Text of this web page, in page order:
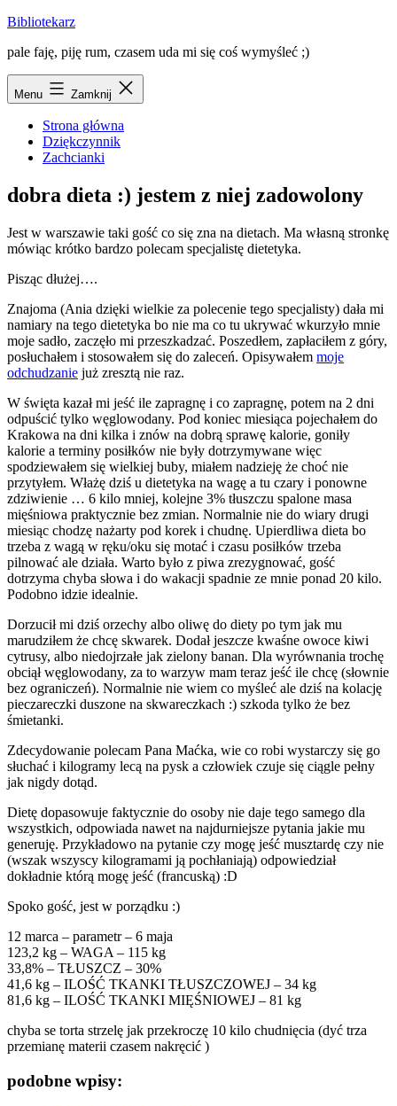
Przejdź
treści
Bibliotekarz
pale faję, piję rum, czasem uda mi się coś wymyśleć ;)
Menu Zamknij
Strona główna
Dziękczynnik
Zachcianki
dobra dieta :) jestem z niej zadowolony
Jest w warszawie taki gość co się zna na dietach. Ma własną stronkę
mówiąc krótko bardzo polecam specjalistę dietetyka.
Pisząc dłużej….
Znajoma (Ania dzięki wielkie za polecenie tego specjalisty) dała mi
namiary na tego dietetyka bo nie ma co tu ukrywać wkurzyło mnie
moje sadło, zaczęło mi przeszkadzać. Poszedłem, zapłaciłem z góry,
posłuchałem i stosowałem się do zaleceń. Opisywałem moje
odchudzanie już zresztą nie raz.
W święta kazał mi jeść ile zapragnę i co zapragnę, potem na 2 dni
odpuścić tylko węglowodany. Pod koniec miesiąca pojechałem do
Krakowa na dni kilka i znów na dobrą sprawę kalorie, goniły
kalorie a terminy posiłków nie były dotrzymywane więc
spodziewałem się wielkiej buby, miałem nadzieję że choć nie
przytyłem. Włażę dziś u dietetyka na wagę a tu czary i ponowne
zdziwienie … 6 kilo mniej, kolejne 3% tłuszczu spalone masa
mięśniowa praktycznie bez zmian. Normalnie nie do wiary drugi
miesiąc chodzę nażarty pod korek i chudnę. Upierdliwa dieta bo
trzeba z wagą w ręku/oku się motać i czasu posiłków trzeba
pilnować ale działa. Warto było z piwa zrezygnować, gość
dotrzyma chyba słowa i do wakacji spadnie ze mnie ponad 20 kilo.
Podobno idzie idealnie.
Dorzucił mi dziś orzechy albo oliwę do diety po tym jak mu
marudziłem że chcę skwarek. Dodał jeszcze kwaśne owoce kiwi
cytrusy, albo niedojrzałe jak zielony banan. Dla wyrównania trochę
obciął węglowodany, za to warzyw mam teraz jeść ile chcę (słownie
bez ograniczeń). Normalnie nie wiem co myśleć ale dziś na kolację
pieczareczki duszone na skwareczkach :) szkoda tylko że bez
śmietanki.
Zdecydowanie polecam Pana Maćka, wie co robi wystarczy się go
słuchać i kilogramy lecą na pysk a człowiek czuje się ciągle pełny
jak nigdy dotąd.
Dietę dopasowuje faktycznie do osoby nie daje tego samego dla
wszystkich, odpowiada nawet na najdurniejsze pytania jakie mu
generuję. Przykładowo na pytanie czy mogę jeść musztardę czy nie
(wszak wszyscy kilogramami ją pochłaniają) odpowiedział
dokładnie którą mogę jeść (francuską) :D
Spoko gość, jest w porządku :)
12 marca – parametr – 6 maja
123,2 kg – WAGA – 115 kg
33,8% – TŁUSZCZ – 30%
41,6 kg – ILOŚĆ TKANKI TŁUSZCZOWEJ – 34 kg
81,6 kg – ILOŚĆ TKANKI MIĘŚNIOWEJ – 81 kg
chyba se torta strzelę jak przekroczę 10 kilo chudnięcia (dyć trza
przemianę materii czasem nakręcić )
podobne wpisy: